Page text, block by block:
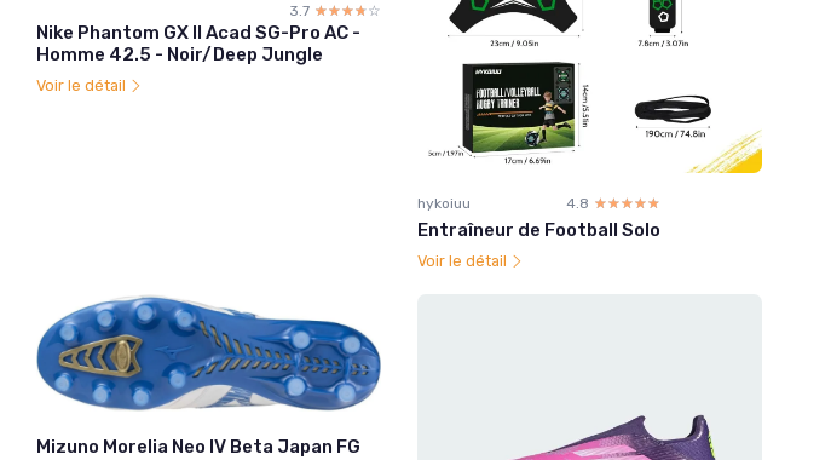
3.7 ☆☆☆☆☆
★★★★★
Nike Phantom GX II Acad SG-Pro AC -
Homme 42.5 - Noir/Deep Jungle
Voir le détail
hykoiuu 4.8 ☆☆☆☆☆
★★★★★
Entraîneur de Football Solo
Voir le détail
Mizuno Morelia Neo IV Beta Japan FG